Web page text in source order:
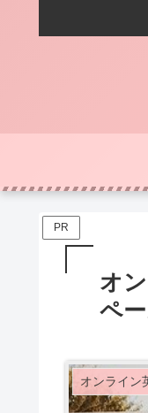
PR
オ
ペ
オンライン